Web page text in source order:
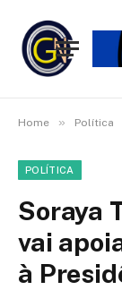
Home » Política
POLÍTICA
Soraya
vai
à